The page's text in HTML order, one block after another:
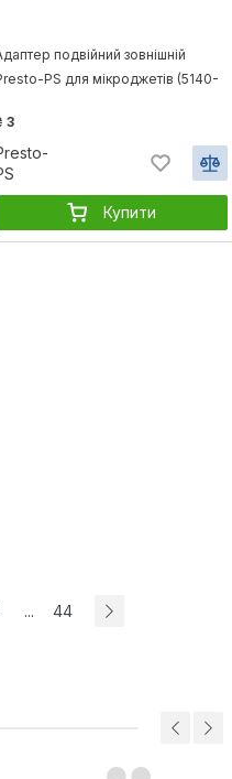
подвійний зовнішній
PS для мікроджетів (5140-
3
Купити
... 44